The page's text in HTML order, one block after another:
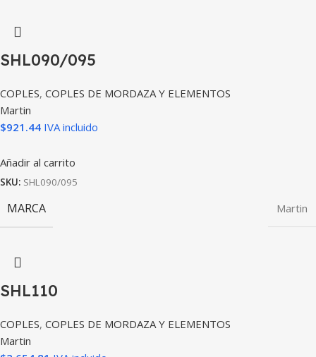
SHL090/095
COPLES, COPLES DE MORDAZA Y ELEMENTOS
Martin
$921.44 IVA incluido
Añadir al carrito
SKU: SHL090/095
MARCA Martin
SHL110
COPLES, COPLES DE MORDAZA Y ELEMENTOS
Martin